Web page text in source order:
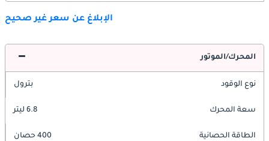
الإبلاغ عن سعر غير صحيح
المحرك/الموتور
نوع الوقود بترول
سعة المحرك 6.8 ليتر
الطاقة الحصانية 400 حصان